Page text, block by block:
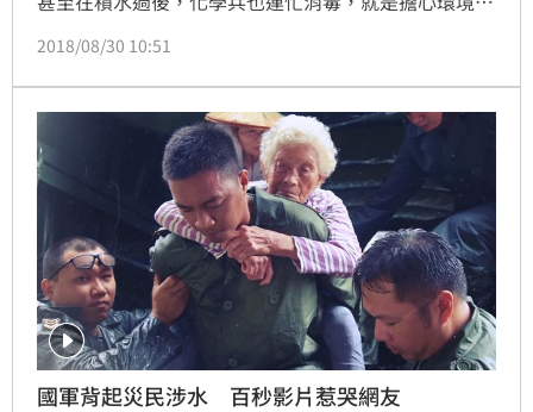
正軌，陸軍八軍團也釋出了39化兵群官兵在救災過後
「辛苦了」。
2018/08/30 10:51
國軍背起災民涉水 百秒影片惹哭網友